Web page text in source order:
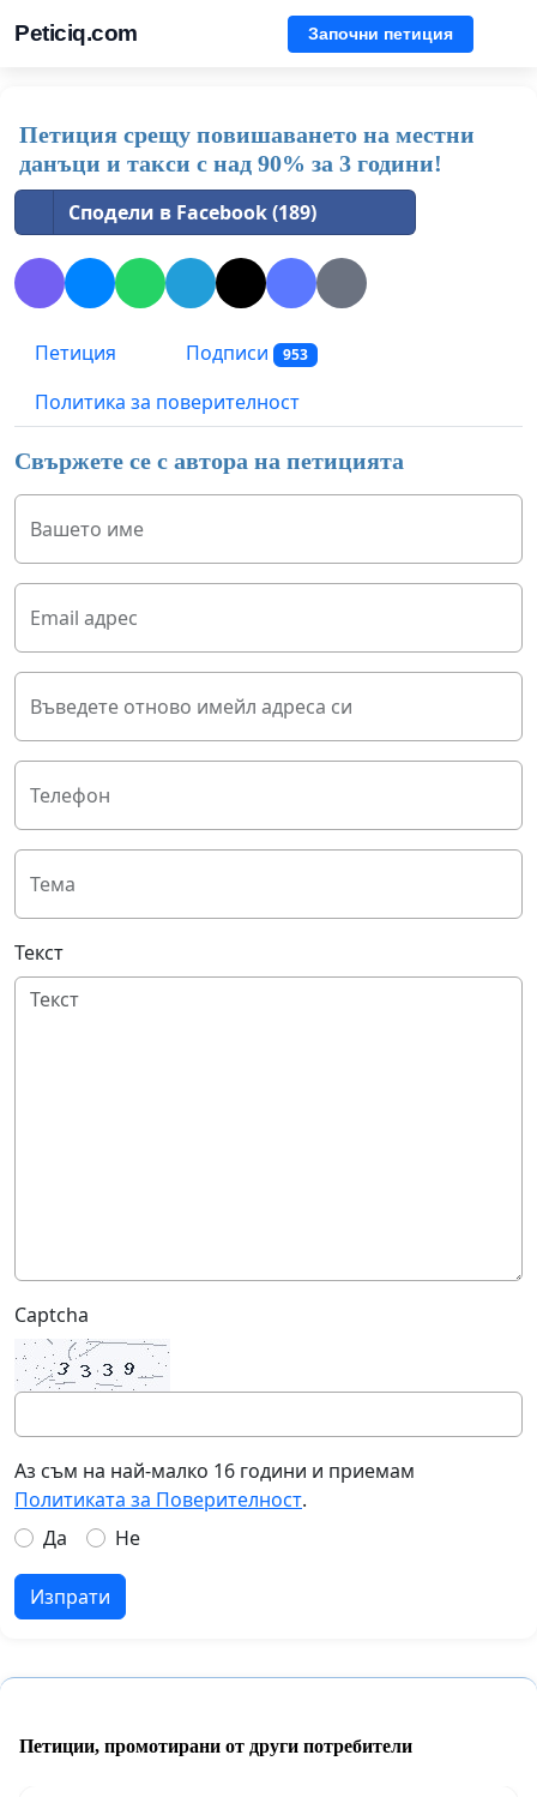
Peticiq.com Започни петиция
Петиция срещу повишаването на местни
данъци и такси с над 90% за 3 години!
Сподели в Facebook (189)
Петиция Подписи 953
Политика за поверителност
Свържете се с автора на петицията
Вашето име
Email адрес
Въведете отново имейл адреса си
Телефон
Тема
Текст
Captcha
Аз съм на най-малко 16 години и приемам
Политиката за Поверителност.
Да
Не
Изпрати
Петиции, промотирани от други потребители